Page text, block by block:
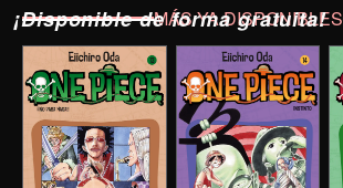
¡Disponible de forma gratuita!
MÁS YA DISPONIBLES